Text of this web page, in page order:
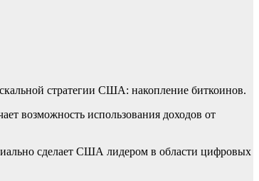
стратегии США: накопление биткоинов.
возможность использования доходов от
сделает США лидером в области цифровых